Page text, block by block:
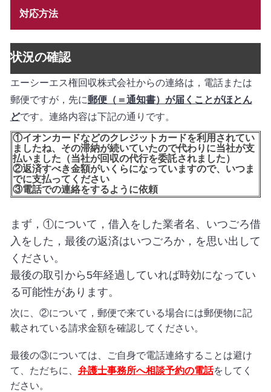
対応方法
状況の確認
エーシーエス権回収株式会社からの連絡は， 電話または
郵便ですが，先に郵便（＝通知書）が届くことがほとん
どです。連絡内容は下記の通りです。
①イオンカードなどのクレジットカードを利用されてい
ましたね、その滞納が続いていたので代わりに当社が支
払いました（当社が回収の代行を委託されました）
②返済すべき金額がいくらになっていますので、いつま
でに支払ってください
③電話での連絡をするように依頼
まず，①について，借入をした業者名、いつごろ借
入をした，最後の返済はいつごろか，を思い出して
ください。
最後の取引から5年経過していれば時効になってい
る可能性があります。
次に、②について，郵便で来ている場合には郵便物に記
載されている請求金額を確認してください。
最後の③については、ご自身で電話連絡することは避け
て、ただちに、 弁護士事務所へ相談予約の電話をしてく
ださい。